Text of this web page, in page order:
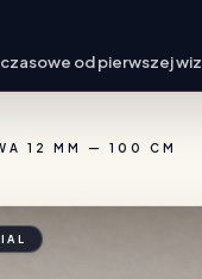
od pierwszej
12 MM — 100 CM